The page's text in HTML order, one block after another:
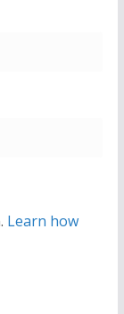
Learn how